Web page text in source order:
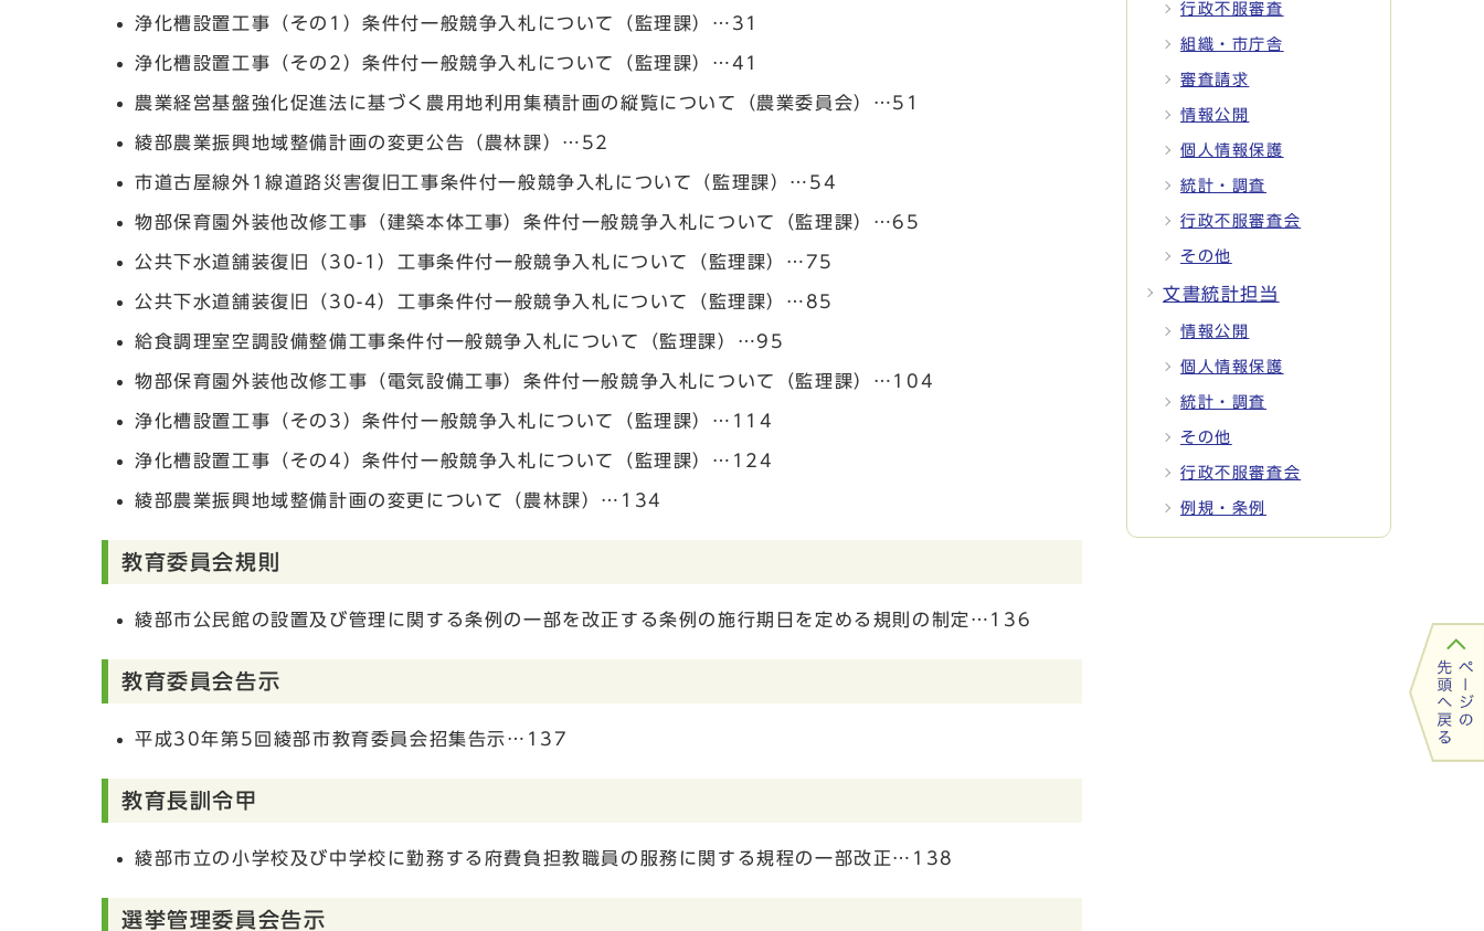
浄化槽設置工事（その1）条件付一般競争入札について（監理課）…31
浄化槽設置工事（その2）条件付一般競争入札について（監理課）…41
農業経営基盤強化促進法に基づく農用地利用集積計画の縦覧について（農業委員会）…51
綾部農業振興地域整備計画の変更公告（農林課）…52
市道古屋線外1線道路災害復旧工事条件付一般競争入札について（監理課）…54
物部保育園外装他改修工事（建築本体工事）条件付一般競争入札について（監理課）…65
公共下水道舗装復旧（30-1）工事条件付一般競争入札について（監理課）…75
公共下水道舗装復旧（30-4）工事条件付一般競争入札について（監理課）…85
給食調理室空調設備整備工事条件付一般競争入札について（監理課）…95
物部保育園外装他改修工事（電気設備工事）条件付一般競争入札について（監理課）…104
浄化槽設置工事（その3）条件付一般競争入札について（監理課）…114
浄化槽設置工事（その4）条件付一般競争入札について（監理課）…124
綾部農業振興地域整備計画の変更について（農林課）…134
教育委員会規則
綾部市公民館の設置及び管理に関する条例の一部を改正する条例の施行期日を定める規則の制定…136
教育委員会告示
平成30年第5回綾部市教育委員会招集告示…137
教育長訓令甲
綾部市立の小学校及び中学校に勤務する府費負担教職員の服務に関する規程の一部改正…138
選挙管理委員会告示
行政不服審査
組織・市庁舎
審査請求
情報公開
個人情報保護
統計・調査
行政不服審査会
その他
文書統計担当
情報公開
個人情報保護
統計・調査
その他
行政不服審査会
例規・条例